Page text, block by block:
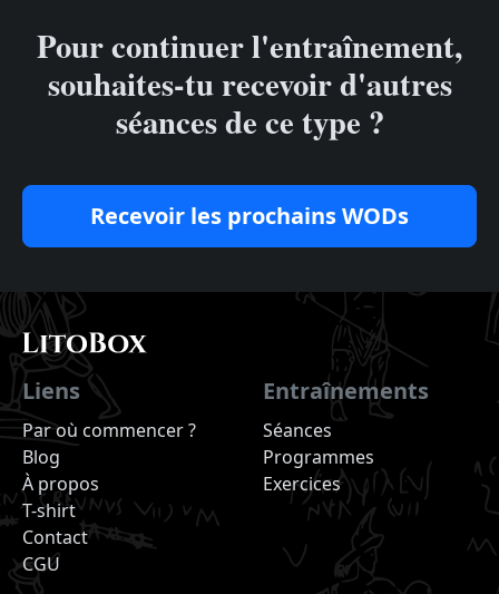
Pour continuer l'entraînement,
souhaites-tu recevoir d'autres
séances de ce type ?
Recevoir les prochains WODs
Liens
Par où commencer ?
Blog
À propos
T-shirt
Contact
CGU
Entraînements
Séances
Programmes
Exercices